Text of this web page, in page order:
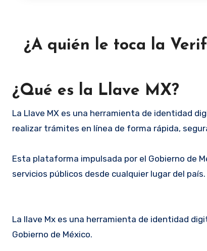
¿A quién le toca la
¿Qué es la Llave MX?
La Llave MX es una herramienta de identidad
realizar trámites en línea de forma rápida,
Esta plataforma impulsada por el Gobierno de
servicios públicos desde cualquier lugar del país.
La llave Mx es una herramienta de identidad
Gobierno de México.